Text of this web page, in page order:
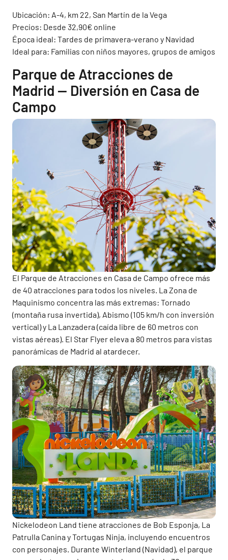
Ubicación: A-4, km 22, San Martín de la Vega
Precios: Desde 32,90€ online
Época ideal: Tardes de primavera-verano y Navidad
Ideal para: Familias con niños mayores, grupos de amigos
Parque de Atracciones de
Madrid — Diversión en Casa de
Campo
El Parque de Atracciones en Casa de Campo ofrece más
de 40 atracciones para todos los niveles. La Zona de
Maquinismo concentra las más extremas: Tornado
(montaña rusa invertida), Abismo (105 km/h con inversión
vertical) y La Lanzadera (caída libre de 60 metros con
vistas aéreas). El Star Flyer eleva a 80 metros para vistas
panorámicas de Madrid al atardecer.
Nickelodeon Land tiene atracciones de Bob Esponja, La
Patrulla Canina y Tortugas Ninja, incluyendo encuentros
con personajes. Durante Winterland (Navidad), el parque